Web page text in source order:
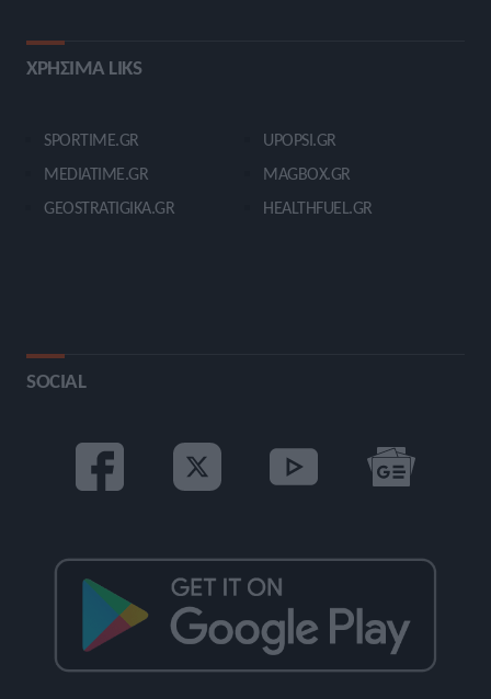
ΧΡΗΣΙΜΑ LIKS
SPORTIME.GR
MEDIATIME.GR
GEOSTRATIGIKA.GR
UPOPSI.GR
MAGBOX.GR
HEALTHFUEL.GR
SOCIAL